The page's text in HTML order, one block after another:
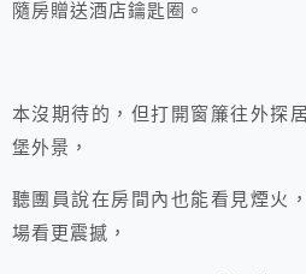
隨房贈送酒店鑰匙圈。
本沒期待的，但打開窗簾往外探
堡外景，
聽團員說在房間內也能看見煙火
場看更震撼，